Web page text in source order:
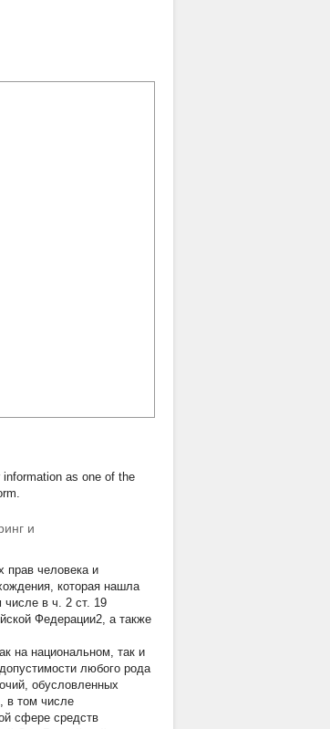
as one of the
и
прав человека и
которая нашла
числе в ч. 2 ст. 19
Федерации2, а также
на национальном, так и
любого рода
обусловленных
в том числе
сфере средств